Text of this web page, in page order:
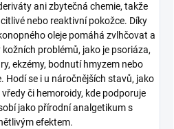
ani zbytečná chemie, takže
nebo reaktivní pokožce. Díky
oleje pomáhá zvlhčovat a
problémů, jako je psoriáza,
ekzémy, bodnutí hmyzem nebo
Hodí se i u náročnějších stavů, jako
či hemoroidy, kde podporuje
jako přírodní analgetikum s
efektem.